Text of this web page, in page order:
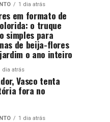
1 dia atrás
em formato de
o truque
simples para
de beija-flores
o ano inteiro
dia atrás
Vasco tenta
fora no
1 dia atrás